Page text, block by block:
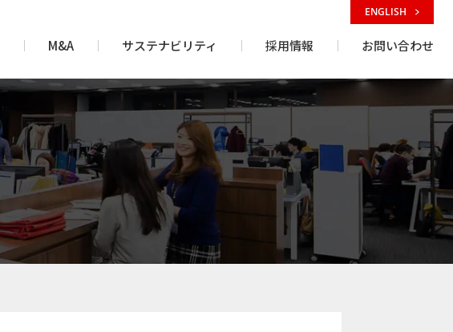
M&A サステナビリティ 採用情報 お問い合わせ
ENGLISH